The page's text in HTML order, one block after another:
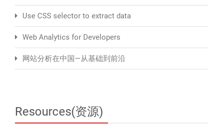
Use CSS selector to extract data
Web Analytics for Developers
网站分析在中国—从基础到前沿
Resources(资源)